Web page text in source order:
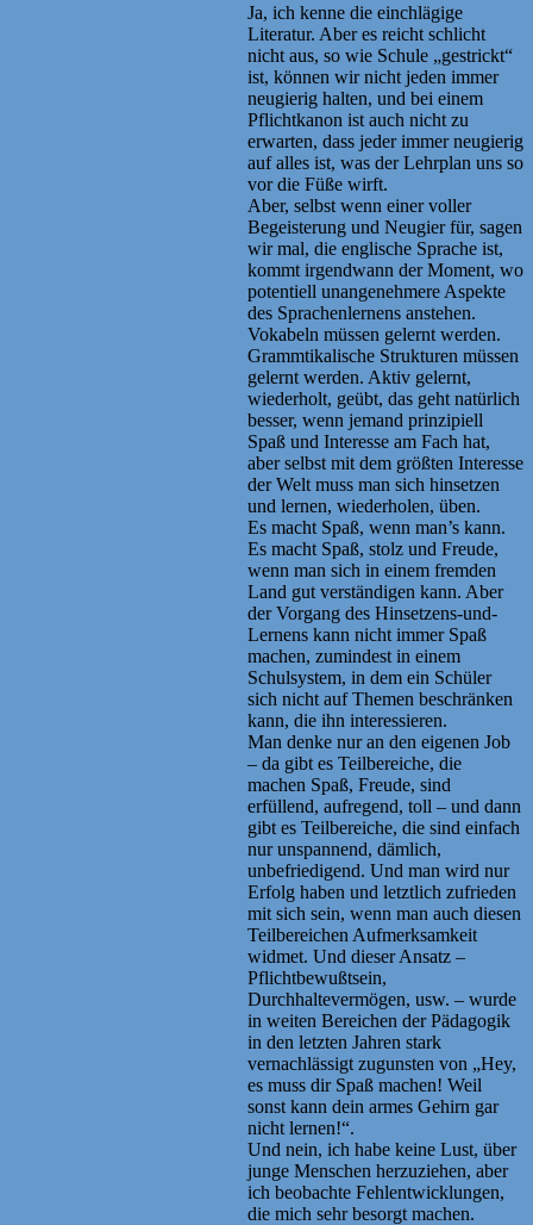
Ja, ich kenne die einchlägige
Literatur. Aber es reicht schlicht
nicht aus, so wie Schule „gestrickt“
ist, können wir nicht jeden immer
neugierig halten, und bei einem
Pflichtkanon ist auch nicht zu
erwarten, dass jeder immer neugierig
auf alles ist, was der Lehrplan uns so
vor die Füße wirft.
Aber, selbst wenn einer voller
Begeisterung und Neugier für, sagen
wir mal, die englische Sprache ist,
kommt irgendwann der Moment, wo
potentiell unangenehmere Aspekte
des Sprachenlernens anstehen.
Vokabeln müssen gelernt werden.
Grammtikalische Strukturen müssen
gelernt werden. Aktiv gelernt,
wiederholt, geübt, das geht natürlich
besser, wenn jemand prinzipiell
Spaß und Interesse am Fach hat,
aber selbst mit dem größten Interesse
der Welt muss man sich hinsetzen
und lernen, wiederholen, üben.
Es macht Spaß, wenn man’s kann.
Es macht Spaß, stolz und Freude,
wenn man sich in einem fremden
Land gut verständigen kann. Aber
der Vorgang des Hinsetzens-und-
Lernens kann nicht immer Spaß
machen, zumindest in einem
Schulsystem, in dem ein Schüler
sich nicht auf Themen beschränken
kann, die ihn interessieren.
Man denke nur an den eigenen Job
– da gibt es Teilbereiche, die
machen Spaß, Freude, sind
erfüllend, aufregend, toll – und dann
gibt es Teilbereiche, die sind einfach
nur unspannend, dämlich,
unbefriedigend. Und man wird nur
Erfolg haben und letztlich zufrieden
mit sich sein, wenn man auch diesen
Teilbereichen Aufmerksamkeit
widmet. Und dieser Ansatz –
Pflichtbewußtsein,
Durchhaltevermögen, usw. – wurde
in weiten Bereichen der Pädagogik
in den letzten Jahren stark
vernachlässigt zugunsten von „Hey,
es muss dir Spaß machen! Weil
sonst kann dein armes Gehirn gar
nicht lernen!“.
Und nein, ich habe keine Lust, über
junge Menschen herzuziehen, aber
ich beobachte Fehlentwicklungen,
die mich sehr besorgt machen.